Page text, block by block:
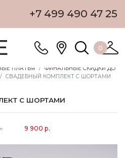
+7 499 490 47 25
0
ПЛАТЬЯ
ФИНАЛЬНЫЕ СКИДКИ ДО
СВАДЕБНЫЙ КОМПЛЕКТ С ШОРТАМИ
С ШОРТАМИ
9 900 р.